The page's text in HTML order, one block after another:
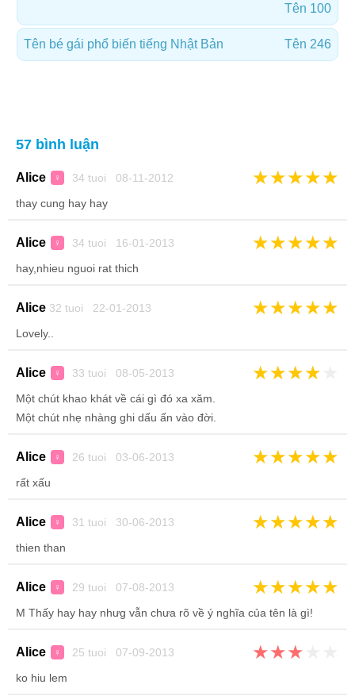
Tên 100
Tên bé gái phổ biến tiếng Nhật Bản Tên 246
57 bình luận
Alice ♀ 34 tuoi 08-11-2012 ★★★★★
thay cung hay hay
Alice ♀ 34 tuoi 16-01-2013 ★★★★★
hay,nhieu nguoi rat thich
Alice 32 tuoi 22-01-2013 ★★★★★
Lovely..
Alice ♀ 33 tuoi 08-05-2013 ★★★★
Một chút khao khát về cái gì đó xa xăm.
Một chút nhẹ nhàng ghi dấu ấn vào đời.
Alice ♀ 26 tuoi 03-06-2013 ★★★★★
rất xấu
Alice ♀ 31 tuoi 30-06-2013 ★★★★★
thien than
Alice ♀ 29 tuoi 07-08-2013 ★★★★★
M Thấy hay hay nhưg vẫn chưa rõ về ý nghĩa của tên là gì!
Alice ♀ 25 tuoi 07-09-2013 ★★★
ko hiu lem